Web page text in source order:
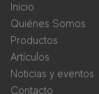
Inicio
Quiénes Somos
Productos
Artículos
Noticias y eventos
Contacto